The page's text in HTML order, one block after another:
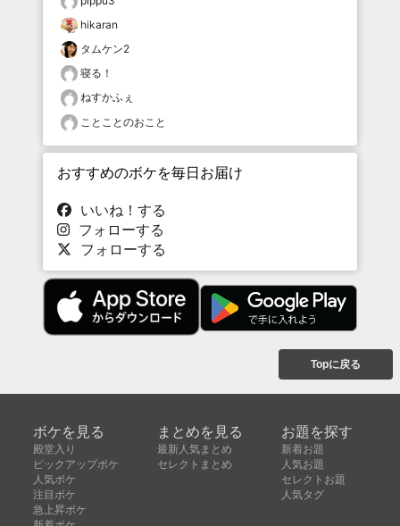
hikaran
タムケン2
寝る！
ねすかふぇ
ことことのおこと
おすすめのボケを毎日お届け
いいね！する
フォローする
フォローする
Topに戻る
ボケを見る
殿堂入り
ピックアップボケ
人気ボケ
注目ボケ
急上昇ボケ
まとめを見る
最新人気まとめ
セレクトまとめ
お題を探す
新着お題
人気お題
セレクトお題
人気タグ